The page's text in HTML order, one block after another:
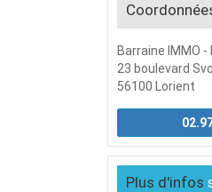
Barraine IMMO -
23 boulevard
56100 Lorient
Plus d'infos